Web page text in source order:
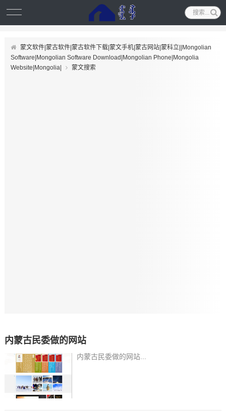
蒙文软件|蒙古软件|蒙古软件下载|蒙文手机|蒙古网站|蒙科立||Mongolian
Software|Mongolian Software Download|Mongolian Phone|Mongolia
Website|Mongolia|
蒙文搜索
内蒙古民委做的网站
内蒙古民委做的网站...